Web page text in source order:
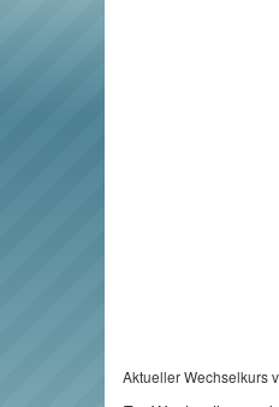
Aktueller Wechselkurs